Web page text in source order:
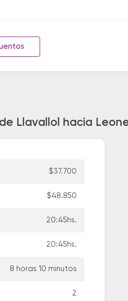
Llavallol hacia
$37.700
$48.850
20:45hs.
20:45hs.
8 horas 10 minutos
2